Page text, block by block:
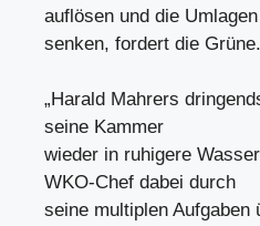
auflösen und die Umlagen
senken, fordert die Grüne.
„Harald Mahrers
seine Kammer
wieder in ruhigere
WKO-Chef dabei durch
seine multiplen Aufgaben